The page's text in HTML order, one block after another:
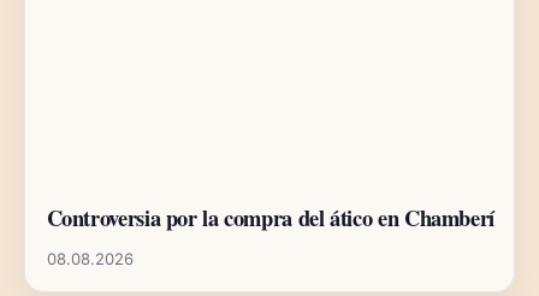
Controversia por la compra del ático en Chamberí
08.08.2026